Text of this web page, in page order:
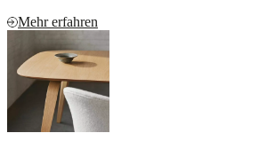
Mehr erfahren